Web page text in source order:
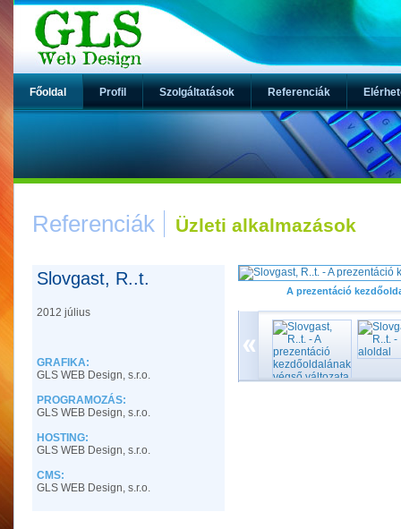
Főoldal Profil Szolgáltatások Referenciák
Referenciák Üzleti alkalmazások
Slovgast, R..t.
2012 július
GRAFIKA:
GLS WEB Design, s.r.o.
PROGRAMOZÁS:
GLS WEB Design, s.r.o.
HOSTING:
GLS WEB Design, s.r.o.
CMS:
GLS WEB Design, s.r.o.
A prezentáció